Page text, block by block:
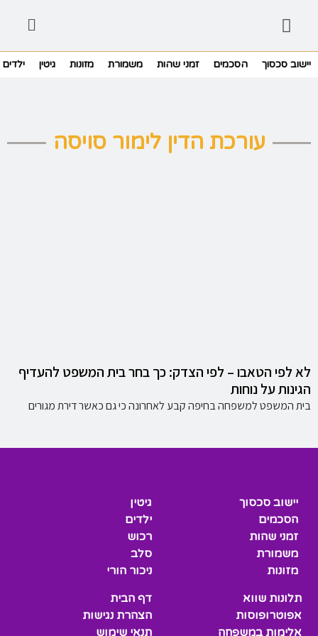
יישוב סכסוך הסכמים זמני שהות משמורת מזונות גיטין ילדים
עורכת הדין לימור סויסה
לא לפי הטאבו – לפי הצדק: כך בחר בית המשפט להעדיף
הגינות על נוחות
בית המשפט למשפחה בחיפה קבע לאחרונה כי גם כאשר דירת מגורים
יישוב סכסוך
הסכמים
זמני שהות
משמורת
מזונות
גיטין
ילדים
רכוש
סלב
ניכור הורי
תלונות שווא
אפוטרופוסות
אלימות במשפחה
דף הבית
הצהרת נגישות
תנאי שימוש